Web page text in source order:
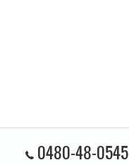
0480-48-0545